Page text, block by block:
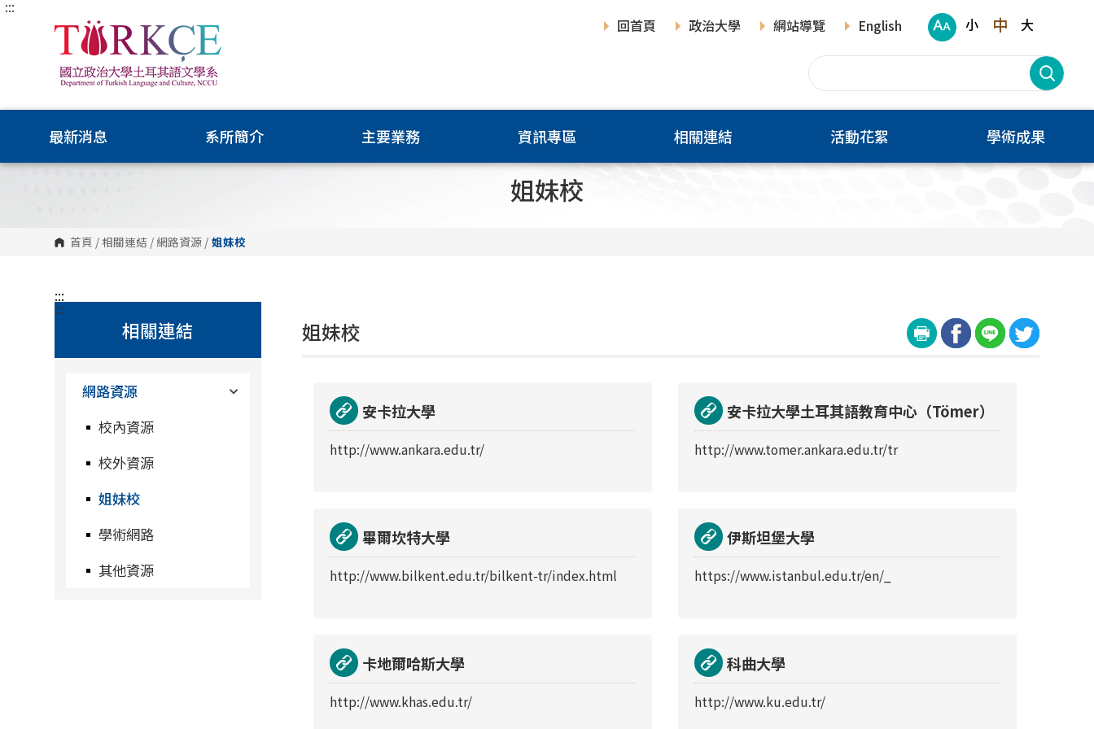
跳
:::
回首頁
政治大學 網站導覽 English 小 中 大
最新消息 系所簡介 主要業務 資訊專區 相關連結 活動花絮 學術成果
姐妹校
首頁 /相關連結 / 網路資源 / 姐妹校
:::
相關連結
網路資源
校內資源
校外資源
姐妹校
學術網路
其他資源
:::
姐妹校
安卡拉大學
http://www.ankara.edu.tr/
安卡拉大學土耳其語教育中心（Tömer）
http://www.tomer.ankara.edu.tr/tr
畢爾坎特大學
http://www.bilkent.edu.tr/bilkent-tr/index.html
伊斯坦堡大學
https://www.istanbul.edu.tr/en/_
卡地爾哈斯大學
http://www.khas.edu.tr/
科曲大學
http://www.ku.edu.tr/